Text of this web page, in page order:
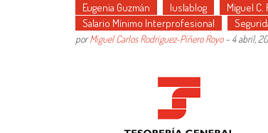
Eugenia Guzmán Iuslablog Miguel
Salario Mínimo Interprofesional
porMiguel Carlos Rodríguez-Piñero Royo- 4 abril,